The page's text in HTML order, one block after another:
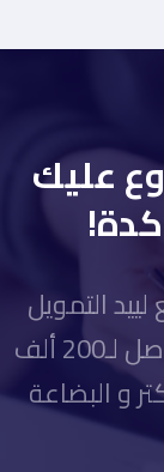
عليك
التمويل
اللي نفسك فيه هتلاقيه بتمويل يوصل لـ200 ألف
و البضاعة